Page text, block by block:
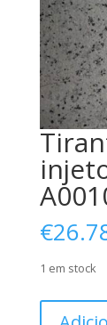
€
1 em stock